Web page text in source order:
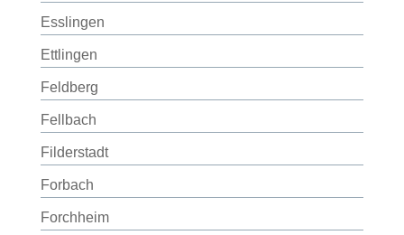
Esslingen
Ettlingen
Feldberg
Fellbach
Filderstadt
Forbach
Forchheim